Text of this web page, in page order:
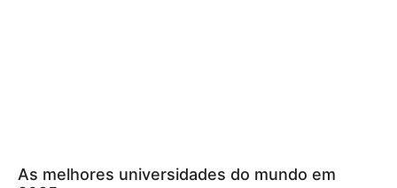
As melhores universidades do mundo em